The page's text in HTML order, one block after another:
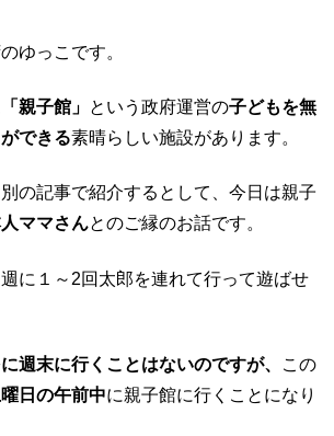
ゆっこです。
「親子館」 という政府運営の子どもを無
できる素晴らしい施設があります。
の記事で紹介するとして、今日は親子
人ママさんとのご縁のお話です。
に１～2回太郎を連れて行って遊ばせ
週末に行くことはないのですが、
この
日の午前中に親子館に行くことになり